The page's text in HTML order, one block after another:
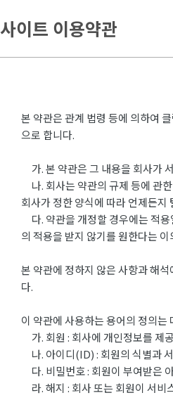
사이트 이용약관
본 약관은 관계 법령 등에 의하여
으로 합니다.
가. 본 약관은 그 내용을 회사가
나. 회사는 약관의 규제 등에 관
회사가 정한 양식에 따라 언제든지
다. 약관을 개정할 경우에는 적
의 적용을 받지 않기를 원한다는
본 약관에 정하지 않은 사항과 해
다.
이 약관에 사용하는 용어의 정의는
가. 회원 : 회사에 개인정보를 제
나. 아이디(ID) : 회원의 식별과
다. 비밀번호 : 회원이 부여받은
라. 해지 : 회사 또는 회원이 서비